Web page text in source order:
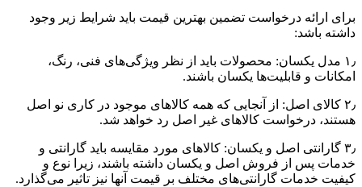
برای ارائه درخواست تضمین بهترین قیمت باید شرایط زیر وجود
داشته باشد:
۱٫ مدل یکسان: محصولات باید از نظر ویژگی‌های فنی، رنگ،
امکانات و قابلیت‌ها یکسان باشند.
۲٫ کالای اصل: از آنجایی که همه کالاهای موجود در کاری نو اصل
هستند، درخواست کالاهای غیر اصل رد خواهد شد.
۳٫ گارانتی اصل و یکسان: کالاهای مورد مقایسه باید گارانتی و
خدمات پس از فروش اصل و یکسان داشته باشند، زیرا نوع و
کیفیت خدمات گارانتی‌های مختلف بر قیمت آنها نیز تاثیر می‌گذارد.